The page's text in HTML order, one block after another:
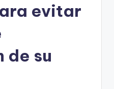
evitar
de su